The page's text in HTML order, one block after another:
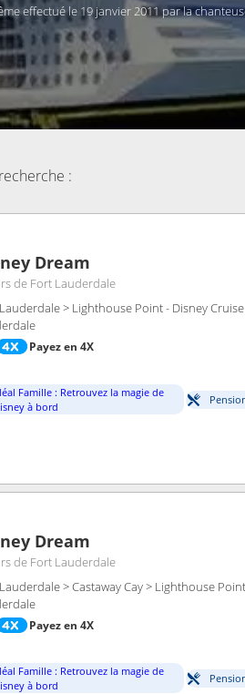
effectué le 19 janvier 2011 par la
:
Dream
de Fort Lauderdale
> Lighthouse Point - Disney
Payez en 4X
Famille : Retrouvez la magie de
à bord
Dream
de Fort Lauderdale
> Castaway Cay > Lighthouse
Payez en 4X
Famille : Retrouvez la magie de
à bord